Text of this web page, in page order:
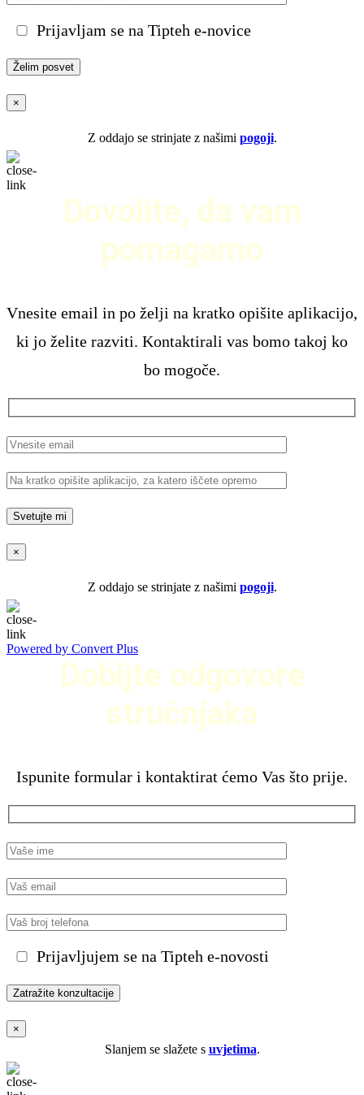
Prijavljam se na Tipteh e-novice
×
Z oddajo se strinjate z našimi pogoji.
Dovolite, da vam
pomagamo
Vnesite email in po želji na kratko opišite aplikacijo,
ki jo želite razviti. Kontaktirali vas bomo takoj ko
bo mogoče.
×
Z oddajo se strinjate z našimi pogoji.
Powered by Convert Plus
Dobijte odgovore
stručnjaka
Ispunite formular i kontaktirat ćemo Vas što prije.
Prijavljujem se na Tipteh e-novosti
×
Slanjem se slažete s uvjetima.